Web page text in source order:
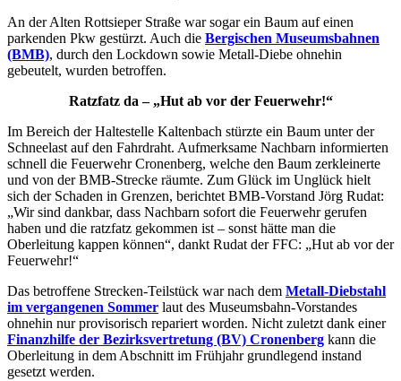
An der Alten Rottsieper Straße war sogar ein Baum auf einen
parkenden Pkw gestürzt. Auch die Bergischen Museumsbahnen
(BMB), durch den Lockdown sowie Metall-Diebe ohnehin
gebeutelt, wurden betroffen.
Ratzfatz da – „Hut ab vor der Feuerwehr!“
Im Bereich der Haltestelle Kaltenbach stürzte ein Baum unter der
Schneelast auf den Fahrdraht. Aufmerksame Nachbarn informierten
schnell die Feuerwehr Cronenberg, welche den Baum zerkleinerte
und von der BMB-Strecke räumte. Zum Glück im Unglück hielt
sich der Schaden in Grenzen, berichtet BMB-Vorstand Jörg Rudat:
„Wir sind dankbar, dass Nachbarn sofort die Feuerwehr gerufen
haben und die ratzfatz gekommen ist – sonst hätte man die
Oberleitung kappen können“, dankt Rudat der FFC: „Hut ab vor der
Feuerwehr!“
Das betroffene Strecken-Teilstück war nach dem Metall-Diebstahl
im vergangenen Sommer laut des Museumsbahn-Vorstandes
ohnehin nur provisorisch repariert worden. Nicht zuletzt dank einer
Finanzhilfe der Bezirksvertretung (BV) Cronenberg kann die
Oberleitung in dem Abschnitt im Frühjahr grundlegend instand
gesetzt werden.